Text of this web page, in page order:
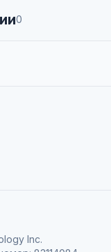
0
Inc.